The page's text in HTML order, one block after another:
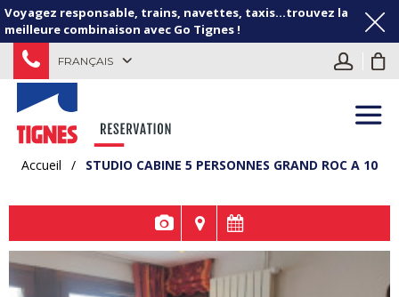
Voyagez responsable, trains, navettes, taxis...trouvez la
meilleure combinaison avec Go Tignes !
FRANÇAIS
Accueil / STUDIO CABINE 5 PERSONNES GRAND ROC A 10